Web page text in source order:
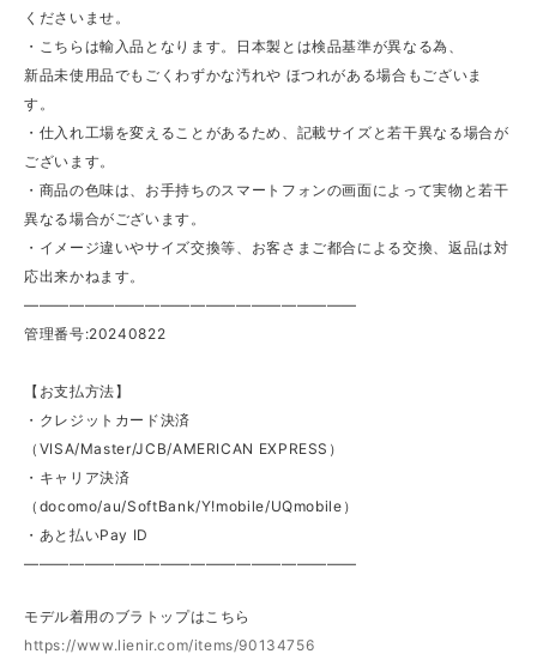
くださいませ。
・こちらは輸入品となります。日本製とは検品基準が異なる為、
新品未使用品でもごくわずかな汚れや ほつれがある場合もございま
す。
・仕入れ工場を変えることがあるため、記載サイズと若干異なる場合が
ございます。
・商品の色味は、お手持ちのスマートフォンの画面によって実物と若干
異なる場合がございます。
・イメージ違いやサイズ交換等、お客さまご都合による交換、返品は対
応出来かねます。
——————————————————————
管理番号:20240822
【お支払方法】
・クレジットカード決済
（VISA/Master/JCB/AMERICAN EXPRESS）
・キャリア決済
（docomo/au/SoftBank/Y!mobile/UQmobile）
・あと払いPay ID
——————————————————————
モデル着用のブラトップはこちら
https://www.lienir.com/items/90134756